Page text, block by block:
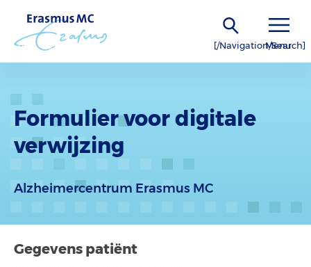
[/Navigation/Search]
Menu
Formulier voor digitale
verwijzing
Alzheimercentrum Erasmus MC
Gegevens patiënt